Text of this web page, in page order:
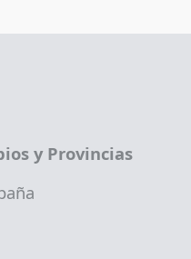
y Provincias